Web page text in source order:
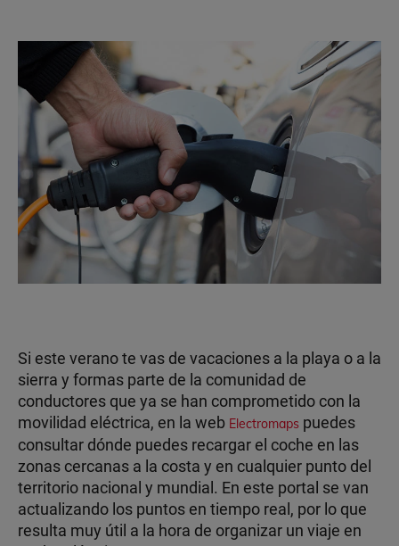
Si este verano te vas de vacaciones a la playa o a la
sierra y formas parte de la comunidad de
conductores que ya se han comprometido con la
movilidad eléctrica, en la web Electromaps puedes
consultar dónde puedes recargar el coche en las
zonas cercanas a la costa y en cualquier punto del
territorio nacional y mundial. En este portal se van
actualizando los puntos en tiempo real, por lo que
resulta muy útil a la hora de organizar un viaje en